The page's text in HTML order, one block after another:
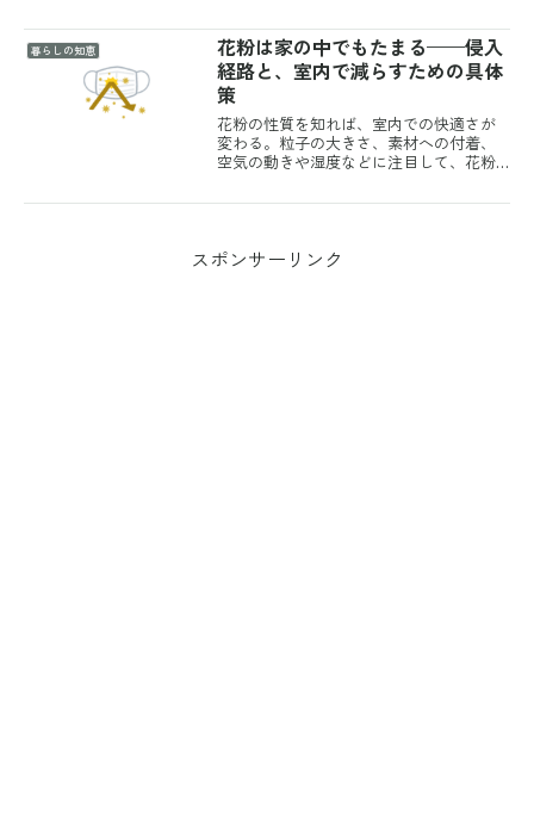
と稲光。光と音をまとめた現象そのもの
が雷です。では、空の放電になぜ「稲」
の字が入っているのでしょ...
暮らしの知恵
花粉は家の中でもたまる——侵入
経路と、室内で減らすための具体
策
花粉の性質を知れば、室内での快適さが
変わる。粒子の大きさ、素材への付着、
空気の動きや湿度などに注目して、花粉
コツを紹介。
スポンサーリンク